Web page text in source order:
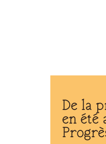
De la
en été